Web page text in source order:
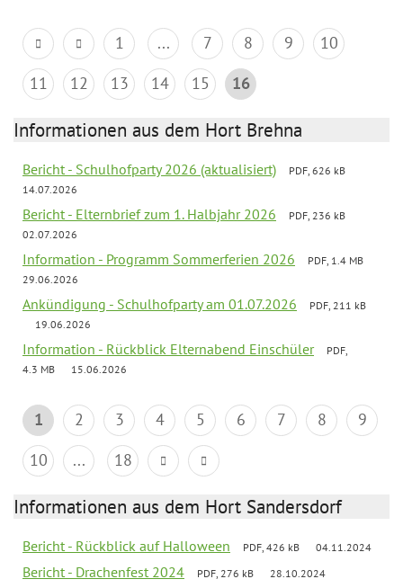
1 ... 7 8 9
10
11
12 13 14 15 16
Informationen aus dem Hort Brehna
Bericht - Schulhofparty 2026 (aktualisiert)
PDF, 626 kB
14.07.2026
Bericht - Elternbrief zum 1. Halbjahr 2026
PDF, 236 kB
02.07.2026
Information - Programm Sommerferien 2026
PDF, 1.4 MB
29.06.2026
Ankündigung - Schulhofparty am 01.07.2026
PDF, 211 kB
19.06.2026
Information - Rückblick Elternabend Einschüler
PDF,
4.3 MB
15.06.2026
1 2 3 4 5 6 7 8
9
10
... 18
Informationen aus dem Hort Sandersdorf
Bericht - Rückblick auf Halloween PDF, 426 kB 04.11.2024
Bericht - Drachenfest 2024 PDF, 276 kB 28.10.2024